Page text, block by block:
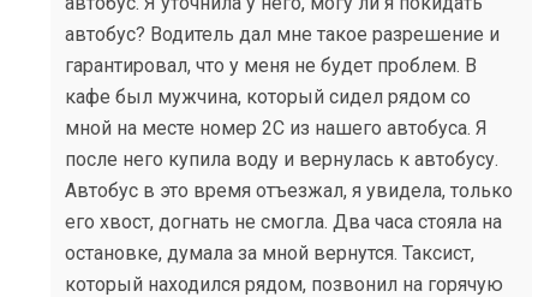
автобус? Водитель дал мне такое разрешение и
гарантировал, что у меня не будет проблем. В
кафе был мужчина, который сидел рядом со
мной на месте номер 2С из нашего автобуса. Я
после него купила воду и вернулась к автобусу.
Автобус в это время отъезжал, я увидела, только
его хвост, догнать не смогла. Два часа стояла на
остановке, думала за мной вернутся. Таксист,
который находился рядом, позвонил на горячую